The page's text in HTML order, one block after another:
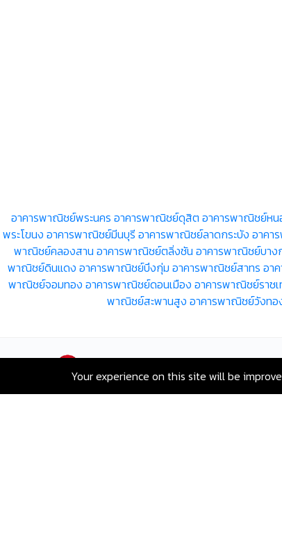
อาคารพาณิชย์พระนคร อาคารพาณิชย์ดุสิต อาคารพาณิชย์ห
พระโขนง อาคารพาณิชย์มีนบุรี อาคารพาณิชย์ลาดกระบัง อาคา
พาณิชย์คลองสาน อาคารพาณิชย์ตลิ่งชัน อาคารพาณิชย์บาง
พาณิชย์ดินแดง อาคารพาณิชย์บึงกุ่ม อาคารพาณิชย์สาทร อา
พาณิชย์จอมทอง อาคารพาณิชย์ดอนเมือง อาคารพาณิชย์ราชเ
พาณิชย์สะพานสูง อาคารพาณิชย์วังทอ
Your experience on this site will be